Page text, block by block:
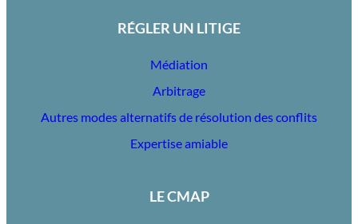
RÉGLER UN LITIGE
Médiation
Arbitrage
Autres modes alternatifs de résolution des conflits
Expertise amiable
LE CMAP